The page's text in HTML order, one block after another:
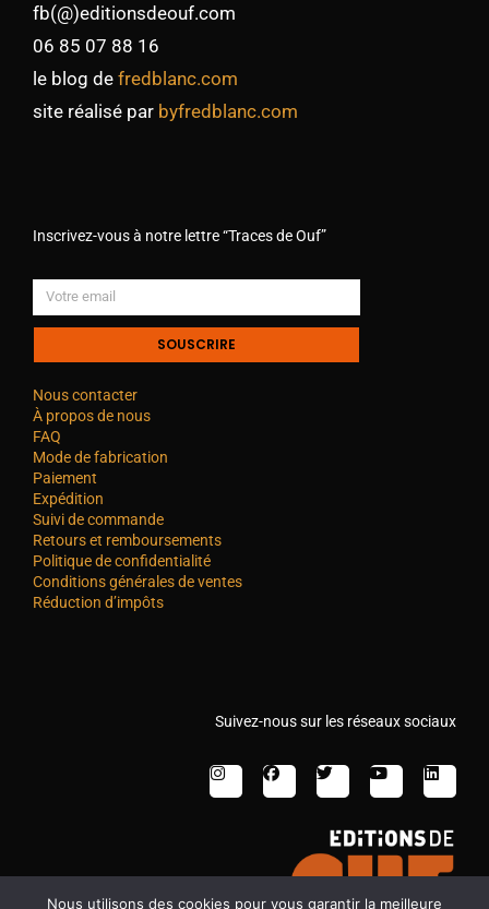
fb(@)editionsdeouf.com
06 85 07 88 16
le blog de fredblanc.com
site réalisé par byfredblanc.com
Inscrivez-vous à notre lettre “Traces de Ouf”
SOUSCRIRE
Nous contacter
À propos de nous
FAQ
Mode de fabrication
Paiement
Expédition
Suivi de commande
Retours et remboursements
Politique de confidentialité
Conditions générales de ventes
Réduction d’impôts
Suivez-nous sur les réseaux sociaux
Nous utilisons des cookies pour vous garantir la meilleure